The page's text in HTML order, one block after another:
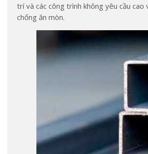
trí và các công trình không yêu cầu cao
chống ăn mòn.